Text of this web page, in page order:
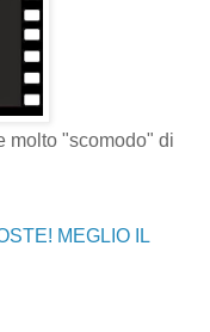
molto "scomodo" di
MEGLIO IL